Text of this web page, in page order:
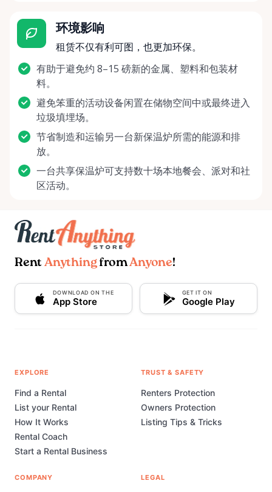
环境影响
租赁不仅有利可图，也更加环保。
有助于避免约 8–15 磅新的金属、塑料和包装材
料。
避免笨重的活动设备闲置在储物空间中或最终进入
垃圾填埋场。
节省制造和运输另一台新保温炉所需的能源和排
放。
一台共享保温炉可支持数十场本地餐会、派对和社
区活动。
Rent AnythingfromAnyone!
DOWNLOAD ON THE
App Store
GET IT ON
Google Play
EXPLORE
Find a Rental
List your Rental
How It Works
Rental Coach
Start a Rental Business
TRUST & SAFETY
Renters Protection
Owners Protection
Listing Tips & Tricks
COMPANY LEGAL